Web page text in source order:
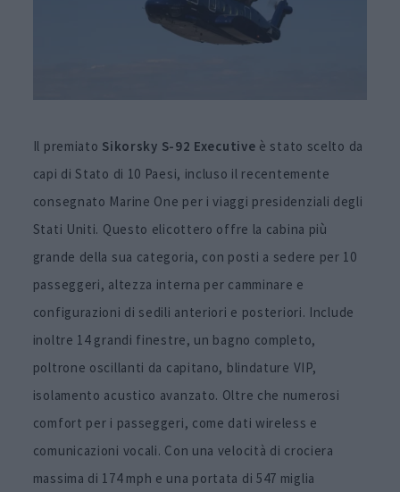
Il premiato Sikorsky S-92 Executive è stato scelto da
capi di Stato di 10 Paesi, incluso il recentemente
consegnato Marine One per i viaggi presidenziali degli
Stati Uniti. Questo elicottero offre la cabina più
grande della sua categoria, con posti a sedere per 10
passeggeri, altezza interna per camminare e
configurazioni di sedili anteriori e posteriori. Include
inoltre 14 grandi finestre, un bagno completo,
poltrone oscillanti da capitano, blindature VIP,
isolamento acustico avanzato. Oltre che numerosi
comfort per i passeggeri, come dati wireless e
comunicazioni vocali. Con una velocità di crociera
massima di 174 mph e una portata di 547 miglia